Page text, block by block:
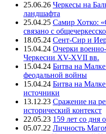
25.06.26 Черкесы на
ландшафта
25.04.25 Самир Хотко:
связано с
18.05.24 Сент-Сир и
15.04.24 Очерки
Черкесии XV-XVII вв.
15.04.24 Битва на
феодальной войны
15.04.24 Битва на
источники
13.12.23 Сражение на
исторический контекст
22.05.23 159 лет со дня
05.07.22 Личность